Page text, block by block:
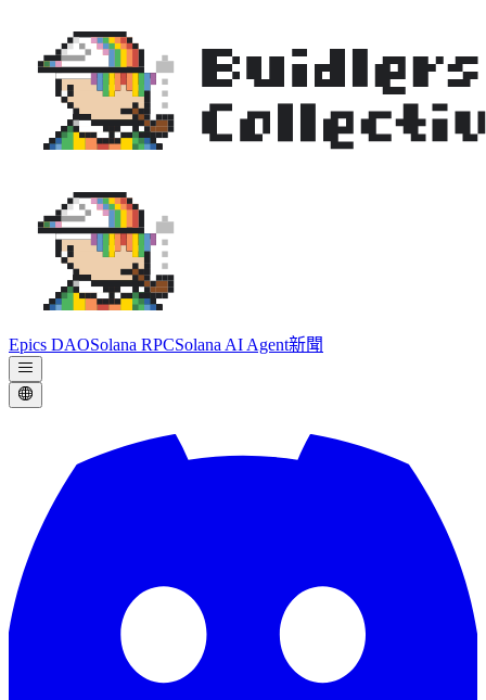
Epics DAOSolana RPCSolana AI Agent新聞